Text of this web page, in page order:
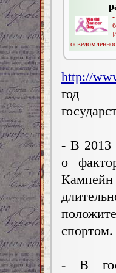
http://
год
- В 2013
о
Кампейн
спортом.
- В